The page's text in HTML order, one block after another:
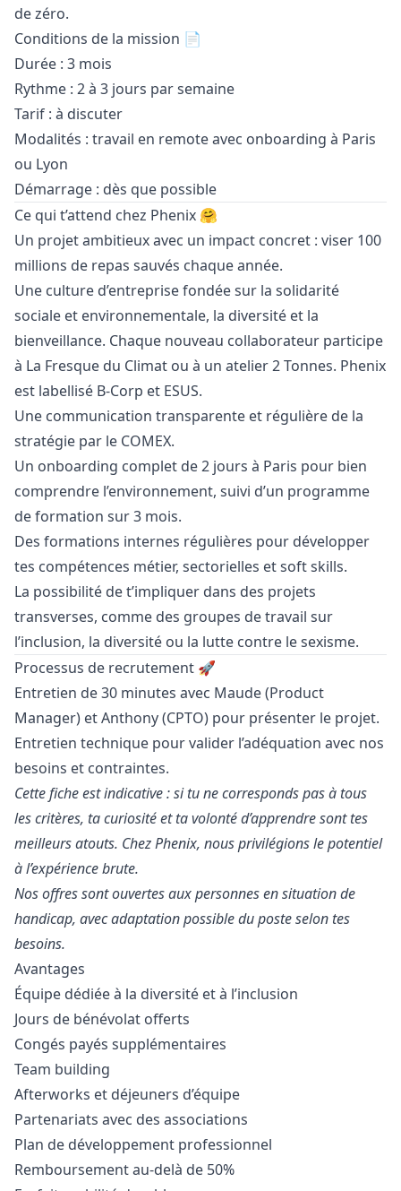
de zéro.
Conditions de la mission 📄
Durée : 3 mois
Rythme : 2 à 3 jours par semaine
Tarif : à discuter
Modalités : travail en remote avec onboarding à Paris
ou Lyon
Démarrage : dès que possible
Ce qui t’attend chez Phenix 🤗
Un projet ambitieux avec un impact concret : viser 100
millions de repas sauvés chaque année.
Une culture d’entreprise fondée sur la solidarité
sociale et environnementale, la diversité et la
bienveillance. Chaque nouveau collaborateur participe
à La Fresque du Climat ou à un atelier 2 Tonnes. Phenix
est labellisé B-Corp et ESUS.
Une communication transparente et régulière de la
stratégie par le COMEX.
Un onboarding complet de 2 jours à Paris pour bien
comprendre l’environnement, suivi d’un programme
de formation sur 3 mois.
Des formations internes régulières pour développer
tes compétences métier, sectorielles et soft skills.
La possibilité de t’impliquer dans des projets
transverses, comme des groupes de travail sur
l’inclusion, la diversité ou la lutte contre le sexisme.
Processus de recrutement 🚀
Entretien de 30 minutes avec Maude (Product
Manager) et Anthony (CPTO) pour présenter le projet.
Entretien technique pour valider l’adéquation avec nos
besoins et contraintes.
Cette fiche est indicative : si tu ne corresponds pas à tous
les critères, ta curiosité et ta volonté d’apprendre sont tes
meilleurs atouts. Chez Phenix, nous privilégions le potentiel
à l’expérience brute.
Nos offres sont ouvertes aux personnes en situation de
handicap, avec adaptation possible du poste selon tes
besoins.
Avantages
Équipe dédiée à la diversité et à l’inclusion
Jours de bénévolat offerts
Congés payés supplémentaires
Team building
Afterworks et déjeuners d’équipe
Partenariats avec des associations
Plan de développement professionnel
Remboursement au-delà de 50%